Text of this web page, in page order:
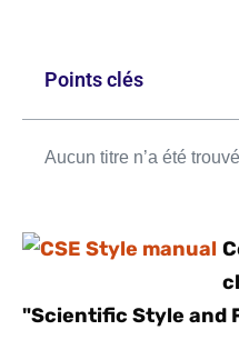
Points clés
Aucun titre n’a été
"Scientific Style and